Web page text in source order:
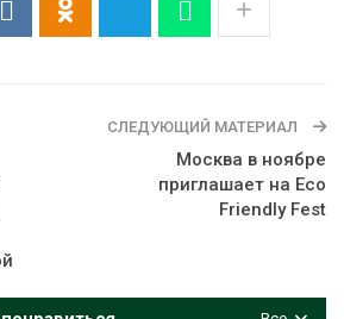
СЛЕДУЮЩИЙ МАТЕРИАЛ
Москва в ноябре
приглашает на Eco
Friendly Fest